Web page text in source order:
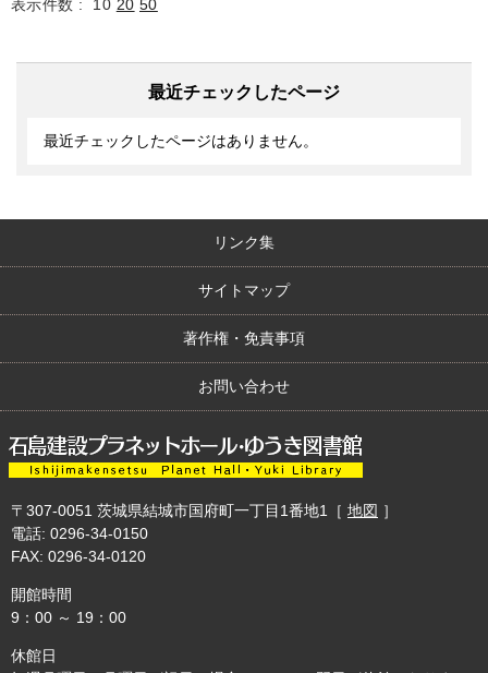
10 20 50
最近チェックしたページ
最近チェックしたページはありません。
リンク集
サイトマップ
著作権・免責事項
お問い合わせ
〒307-0051 茨城県結城市国府町一丁目1番地1 ［ 地図 ］
電話: 0296-34-0150
FAX: 0296-34-0120
開館時間
9：00 ～ 19：00
休館日